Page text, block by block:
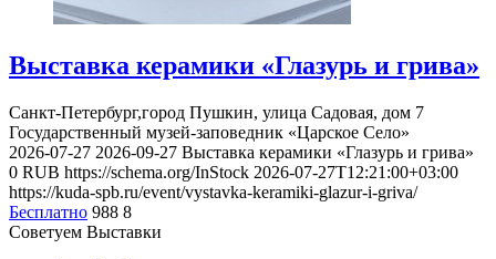
Выставка керамики «Глазурь и грива»
Санкт-Петербург,город Пушкин, улица Садовая, дом 7
Государственный музей-заповедник «Царское Село»
2026-07-27 2026-09-27 Выставка керамики «Глазурь и грива»
0 RUB https://schema.org/InStock 2026-07-27T12:21:00+03:00
https://kuda-spb.ru/event/vystavka-keramiki-glazur-i-griva/
Бесплатно 988 8
Советуем Выставки